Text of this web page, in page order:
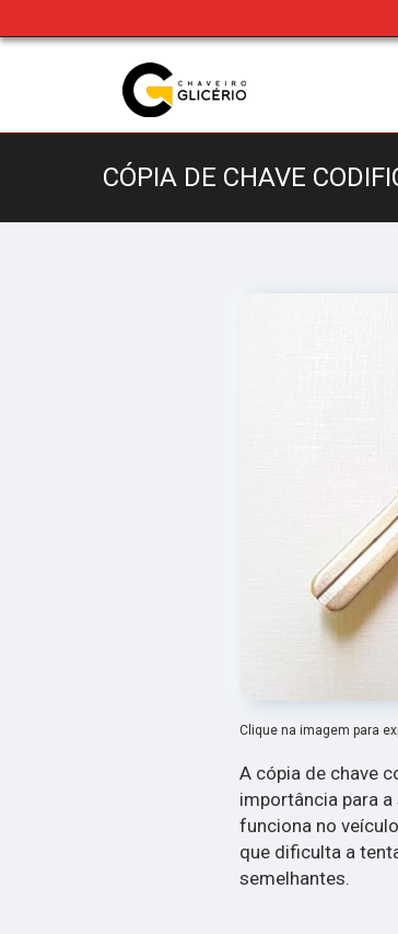
CÓPIA DE CHAVE
Clique na imagem para
A cópia de chave
importância para
funciona no
que dificulta a
semelhantes.